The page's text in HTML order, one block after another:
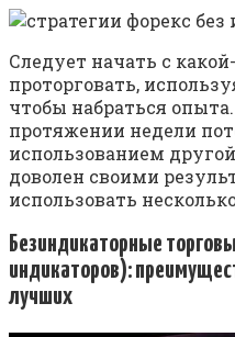
Следует начать с
проторговать,
чтобы набраться
протяжении недели
использованием
доволен своими
использовать
Безиндикаторные
индикаторов):
лучших